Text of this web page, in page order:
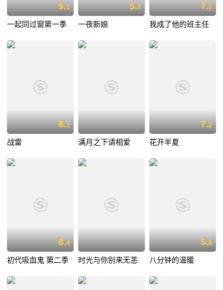
9.1
一起同过窗第一季
5.7
一夜新娘
7.2
我成了他的班主任
8.1
战雷 满月之下请相爱
7.2
花开半夏
8.4
初代吸血鬼 第二季 时光与你别来无恙
5.8
八分钟的温暖